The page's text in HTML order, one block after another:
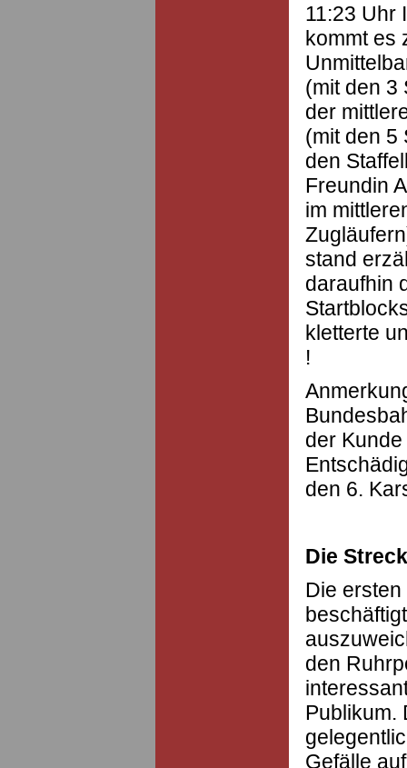
11:23 Uhr
kommt es
(mit den 3
der
(mit den 5
den
Freundin
im
stand
daraufhin
kletterte
!
der
den 6.
Die
Die
den
Publikum.
Gefälle